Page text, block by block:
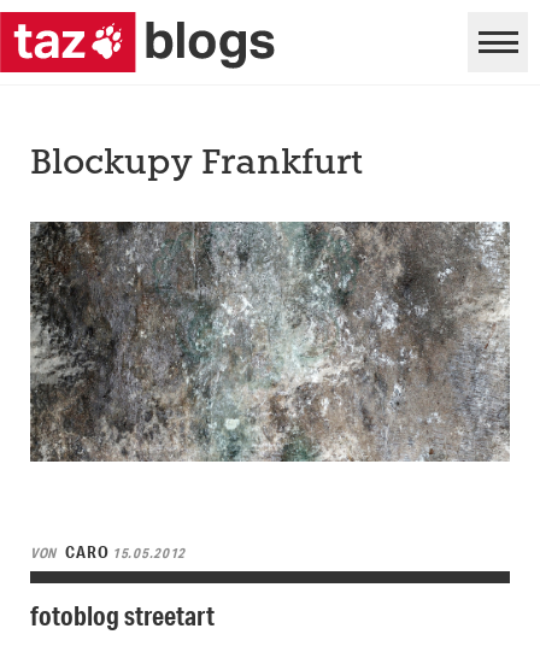
Blockupy Frankfurt
VON CARO 15.05.2012
fotoblog streetart